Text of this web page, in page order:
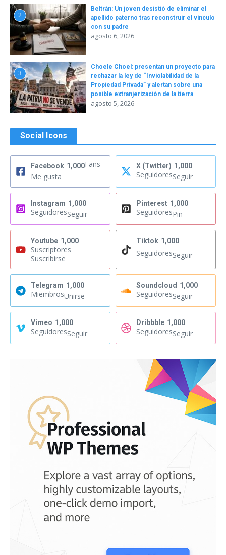
2
Beltrán: Un joven desistió de eliminar el
apellido paterno tras reconstruir el vínculo
con su padre
agosto 6, 2026
3
Choele Choel: presentan un proyecto para
rechazar la ley de “Inviolabilidad de la
Propiedad Privada” y alertan sobre una
posible extranjerización de la tierra
agosto 5, 2026
Social Icons
Facebook 1,000Fans
Me gusta
X (Twitter) 1,000
SeguidoresSeguir
Instagram 1,000
SeguidoresSeguir
Pinterest 1,000
SeguidoresPin
Youtube 1,000
Suscriptores
Suscribirse
Tiktok 1,000
SeguidoresSeguir
Telegram 1,000
MiembrosUnirse
Soundcloud 1,000
SeguidoresSeguir
Vimeo 1,000
SeguidoresSeguir
Dribbble 1,000
SeguidoresSeguir